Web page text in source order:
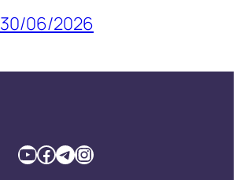
30/06/2026
YouTube Facebook TelegramInstagram